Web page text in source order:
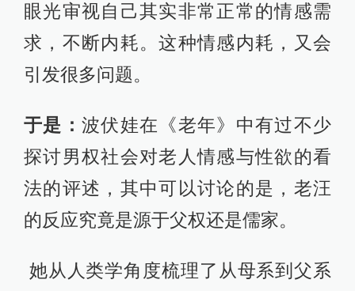
眼光审视自己其实非常正常的情感需
求，不断内耗。这种情感内耗，又会
引发很多问题。
于是： 波伏娃在《老年》中有过不少
探讨男权社会对老人情感与性欲的看
法的评述，其中可以讨论的是，老汪
的反应究竟是源于父权还是儒家。
她从人类学角度梳理了从母系到父系